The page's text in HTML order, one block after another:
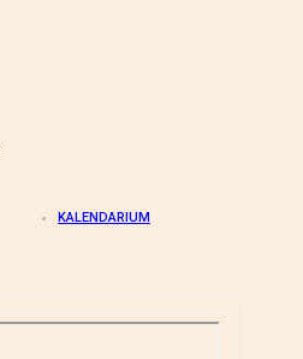
KALENDARIUM